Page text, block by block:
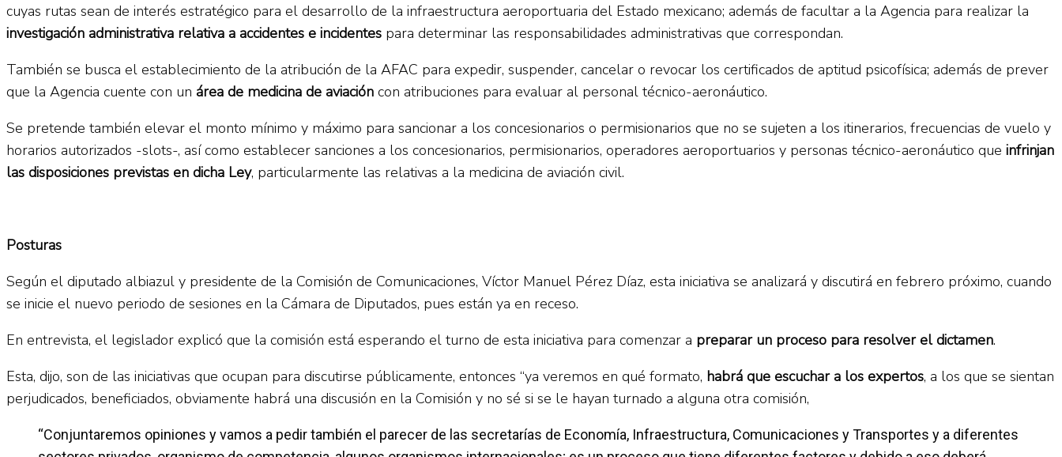
cuyas rutas sean de interés estratégico para el desarrollo de la infraestructura aeroportuaria del Estado mexicano; además de facultar a la Agencia para realizar la
investigación administrativa relativa a accidentes e incidentes para determinar las responsabilidades administrativas que correspondan.
También se busca el establecimiento de la atribución de la AFAC para expedir, suspender, cancelar o revocar los certificados de aptitud psicofísica; además de prever
que la Agencia cuente con un área de medicina de aviación con atribuciones para evaluar al personal técnico-aeronáutico.
Se pretende también elevar el monto mínimo y máximo para sancionar a los concesionarios o permisionarios que no se sujeten a los itinerarios, frecuencias de vuelo y
horarios autorizados -slots-, así como establecer sanciones a los concesionarios, permisionarios, operadores aeroportuarios y personas técnico-aeronáutico que infrinjan
las disposiciones previstas en dicha Ley, particularmente las relativas a la medicina de aviación civil.
Posturas
Según el diputado albiazul y presidente de la Comisión de Comunicaciones, Víctor Manuel Pérez Díaz, esta iniciativa se analizará y discutirá en febrero próximo, cuando
se inicie el nuevo periodo de sesiones en la Cámara de Diputados, pues están ya en receso.
En entrevista, el legislador explicó que la comisión está esperando el turno de esta iniciativa para comenzar a preparar un proceso para resolver el dictamen.
Esta, dijo, son de las iniciativas que ocupan para discutirse públicamente, entonces “ya veremos en qué formato, habrá que escuchar a los expertos, a los que se sientan
perjudicados, beneficiados, obviamente habrá una discusión en la Comisión y no sé si se le hayan turnado a alguna otra comisión,
“Conjuntaremos opiniones y vamos a pedir también el parecer de las secretarías de Economía, Infraestructura, Comunicaciones y Transportes y a diferentes